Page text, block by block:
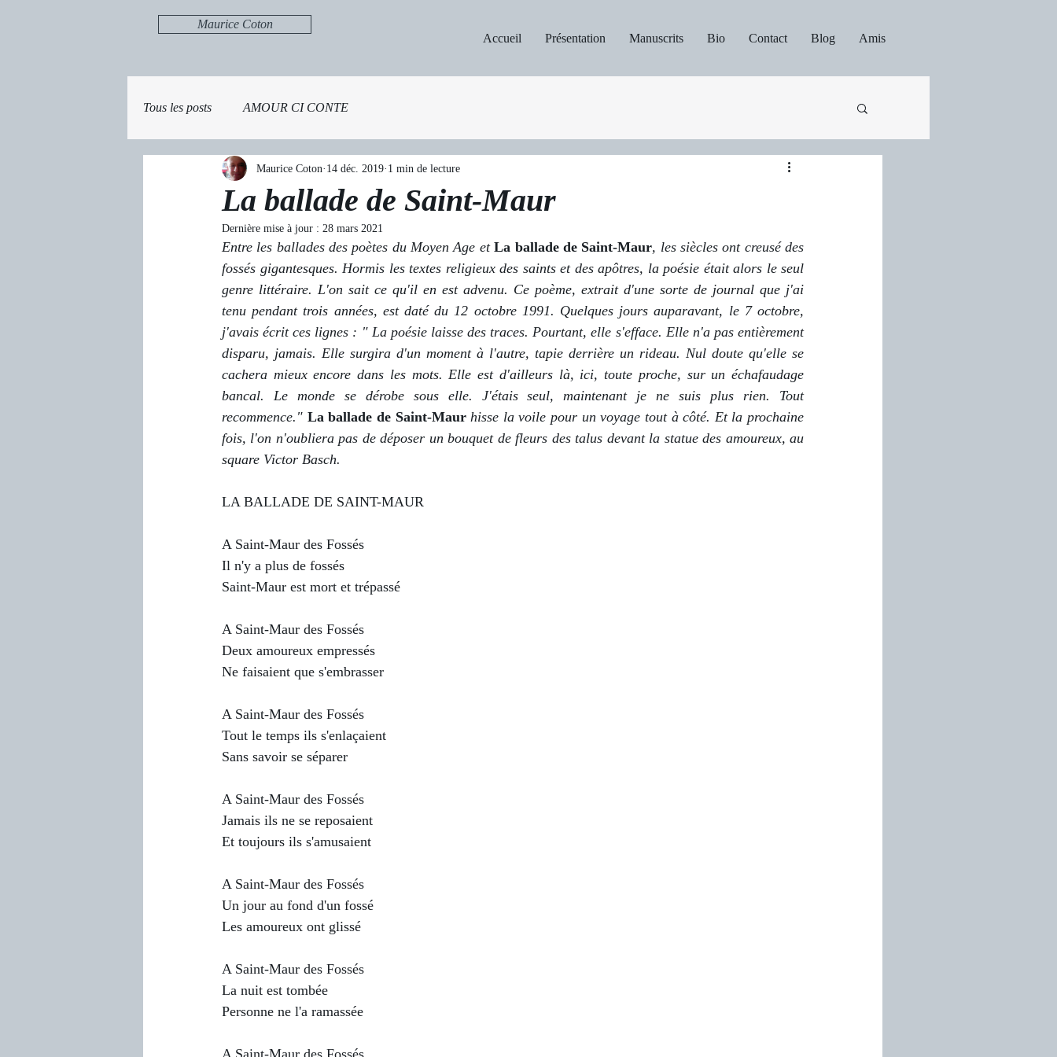
Maurice Coton
Accueil
Présentation Manuscrits Bio Contact Blog Amis
Tous les posts AMOUR CI CONTE
La ballade de Saint-Maur
Maurice Coton 14 déc. 2019 1 min de lecture
Dernière mise à jour : 28 mars 2021
Entre les ballades des poètes du Moyen Age et La ballade de Saint-Maur, les siècles ont creusé des
fossés gigantesques. Hormis les textes religieux des saints et des apôtres, la poésie était alors le seul
genre littéraire. L'on sait ce qu'il en est advenu. Ce poème, extrait d'une sorte de journal que j'ai
tenu pendant trois années, est daté du 12 octobre 1991. Quelques jours auparavant, le 7 octobre,
j'avais écrit ces lignes : " La poésie laisse des traces. Pourtant, elle s'efface. Elle n'a pas entièrement
disparu, jamais. Elle surgira d'un moment à l'autre, tapie derrière un rideau. Nul doute qu'elle se
cachera mieux encore dans les mots. Elle est d'ailleurs là, ici, toute proche, sur un échafaudage
bancal. Le monde se dérobe sous elle. J'étais seul, maintenant je ne suis plus rien. Tout
recommence." La ballade de Saint-Maur hisse la voile pour un voyage tout à côté. Et la prochaine
fois, l'on n'oubliera pas de déposer un bouquet de fleurs des talus devant la statue des amoureux, au
square Victor Basch.
LA BALLADE DE SAINT-MAUR
A Saint-Maur des Fossés
Il n'y a plus de fossés
Saint-Maur est mort et trépassé
A Saint-Maur des Fossés
Deux amoureux empressés
Ne faisaient que s'embrasser
A Saint-Maur des Fossés
Tout le temps ils s'enlaçaient
Sans savoir se séparer
A Saint-Maur des Fossés
Jamais ils ne se reposaient
Et toujours ils s'amusaient
A Saint-Maur des Fossés
Un jour au fond d'un fossé
Les amoureux ont glissé
A Saint-Maur des Fossés
La nuit est tombée
Personne ne l'a ramassée
A Saint-Maur des Fossés